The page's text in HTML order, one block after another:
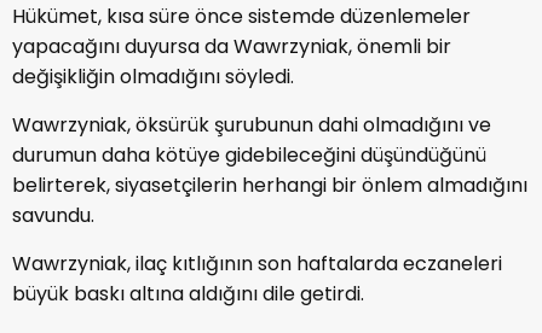
Hükümet, kısa süre önce sistemde düzenlemeler
yapacağını duyursa da Wawrzyniak, önemli bir
değişikliğin olmadığını söyledi.
Wawrzyniak, öksürük şurubunun dahi olmadığını ve
durumun daha kötüye gidebileceğini düşündüğünü
belirterek, siyasetçilerin herhangi bir önlem almadığını
savundu.
Wawrzyniak, ilaç kıtlığının son haftalarda eczaneleri
büyük baskı altına aldığını dile getirdi.